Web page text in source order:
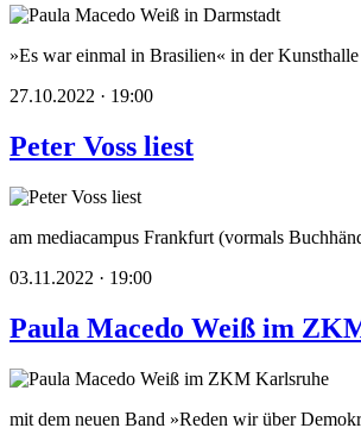
»Es war einmal in Brasilien« in der Kunsthalle
27.10.2022 · 19:00
Peter Voss liest
am mediacampus Frankfurt (vormals
03.11.2022 · 19:00
Paula Macedo Weiß im
mit dem neuen Band »Reden wir über